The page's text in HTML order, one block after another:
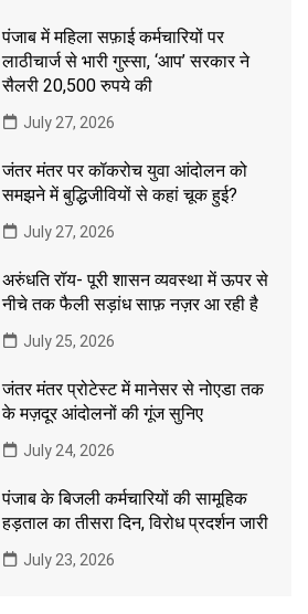
पंजाब में महिला सफ़ाई कर्मचारियों पर
लाठीचार्ज से भारी गुस्सा, ‘आप’ सरकार ने
सैलरी 20,500 रुपये की
July 27, 2026
जंतर मंतर पर कॉकरोच युवा आंदोलन को
समझने में बुद्धिजीवियों से कहां चूक हुई?
July 27, 2026
अरुंधति रॉय- पूरी शासन व्यवस्था में ऊपर से
नीचे तक फैली सड़ांध साफ़ नज़र आ रही है
July 25, 2026
जंतर मंतर प्रोटेस्ट में मानेसर से नोएडा तक
के मज़दूर आंदोलनों की गूंज सुनिए
July 24, 2026
पंजाब के बिजली कर्मचारियों की सामूहिक
हड़ताल का तीसरा दिन, विरोध प्रदर्शन जारी
July 23, 2026